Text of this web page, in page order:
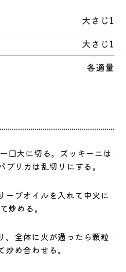
大さじ1
大さじ1
各適量
口大に切る。ズッキーニは
リカは乱切りにする。
ーブオイルを入れて中火に
炒める。
、全体に火が通ったら顆粒
め合わせる。